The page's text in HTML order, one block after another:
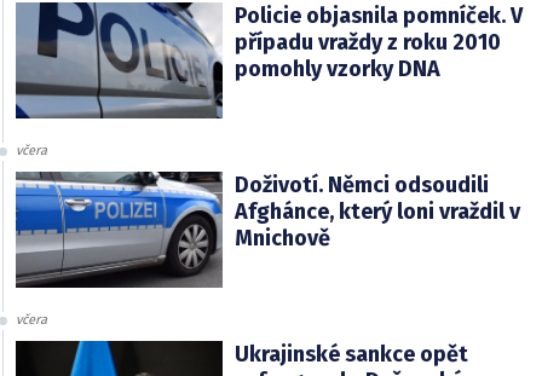
Policie objasnila pomníček. V
případu vraždy z roku 2010
pomohly vzorky DNA
včera
Doživotí. Němci odsoudili
Afghánce, který loni vraždil v
Mnichově
včera
Ukrajinské sankce opět